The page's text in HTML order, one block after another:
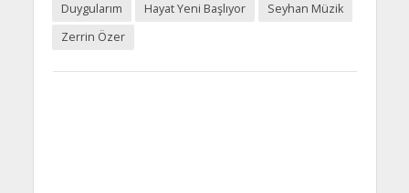
Duygularım
Hayat Yeni Başlıyor
Seyhan Müzik
Zerrin Özer